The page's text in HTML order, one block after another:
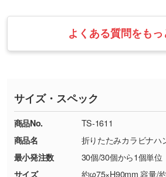
・1色印刷でグラデーションや
い
す。→詳しく見る
・コーポレートカラーを使って
刷色にこだわりがある
DIC・PANTONEなどのカラーチ
現物支給による色指定も承っ
また、お選びいただいた印刷色
ない場合や仕上がりに影響しそ
タッフから別の色をご案内する
・お届け時に商品が損傷・故障
・ご注文と異なる商品が届いた
・印刷不良があった場合
※詳しくは「商品の良品基準につ
ください。
【返品・交換ができない場合】
・お客様の元で商品を加工され
商品が破損した場合
業日以内に担当スタッフよりメ
いたします。
お急ぎの場合はお電話でのご質
TEL：0422-29-9911 営業時間
18:00(土日祝日除く)
お問い合わせフォームはこちら
よくある質問をも
サイズ・スペック
商品No.
TS-1611
商品名
折りたたみカラビナハ
最小発注数
30個/30個から1個単位
サイズ
約φ75×H90mm 容量/